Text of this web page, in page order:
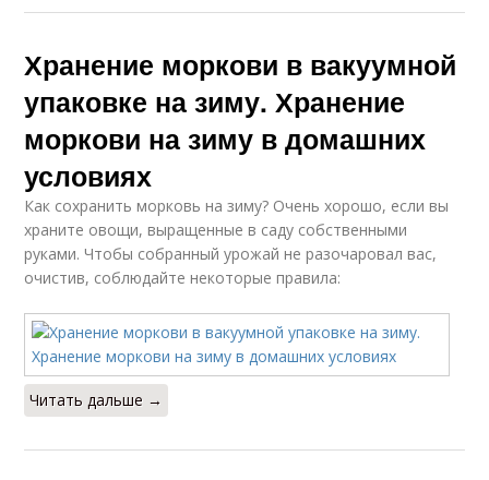
Хранение моркови в вакуумной
упаковке на зиму. Хранение
моркови на зиму в домашних
условиях
Как сохранить морковь на зиму? Очень хорошо, если вы
храните овощи, выращенные в саду собственными
руками. Чтобы собранный урожай не разочаровал вас,
очистив, соблюдайте некоторые правила:
Читать дальше →